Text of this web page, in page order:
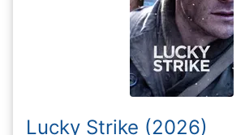
Lucky Strike (2026)